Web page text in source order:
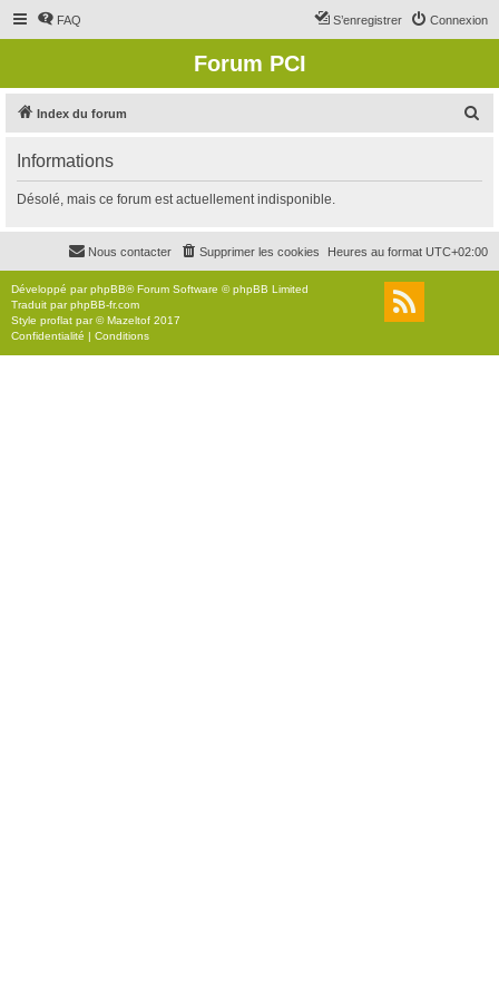
FAQ Connexion
S’enregistrer
Forum PCI
Index du forum
r
c
r
Informations
Désolé, mais ce forum est actuellement indisponible.
Heures au format UTC+02:00
Supprimer les cookies
Nous contacter
Développé parphpBB® Forum Software © phpBB Limited
Traduit parphpBB-fr.com
Style proflat par ©Mazeltof 2017
Confidentialité | Conditions